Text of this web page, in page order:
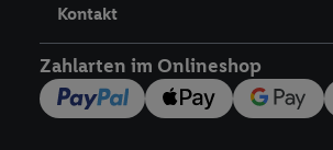
Kontakt
Zahlarten im Onlineshop